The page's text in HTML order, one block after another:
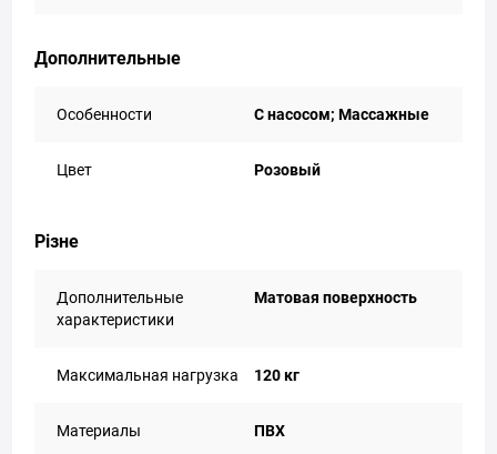
Дополнительные
Особенности С насосом; Массажные
Цвет Розовый
Різне
Дополнительные
характеристики
Матовая поверхность
Максимальная нагрузка 120 кг
Материалы ПВХ